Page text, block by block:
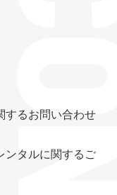
するお問い合わせ
ンタルに関するご